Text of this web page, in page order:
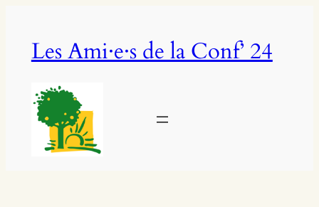
contenuLes Ami·e·s de la Conf’ 24